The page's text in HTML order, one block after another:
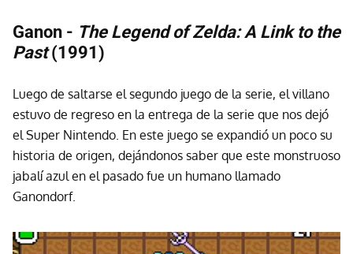
Ganon - The Legend of Zelda: A Link to the
Past(1991)
Luego de saltarse el segundo juego de la serie, el villano
estuvo de regreso en la entrega de la serie que nos dejó
el Super Nintendo. En este juego se expandió un poco su
historia de origen, dejándonos saber que este monstruoso
jabalí azul en el pasado fue un humano llamado
Ganondorf.